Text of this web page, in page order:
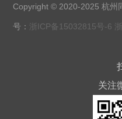
Copyright © 2020-2025 杭州
号： 浙ICP备15032815号-6
关注